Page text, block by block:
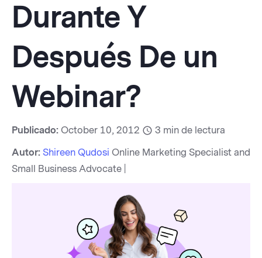
Durante Y
Después De un
Webinar?
Publicado: October 10, 2012 3 min de lectura
Autor: Shireen Qudosi Online Marketing Specialist and
Small Business Advocate |